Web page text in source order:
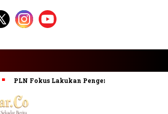
PLN Fokus Lakukan Pengembangan Pembangkit